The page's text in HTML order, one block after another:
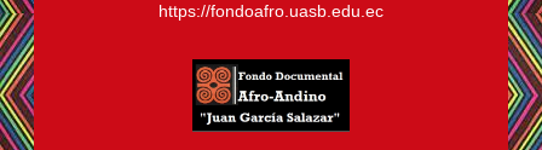
https://fondoafro.uasb.edu.ec